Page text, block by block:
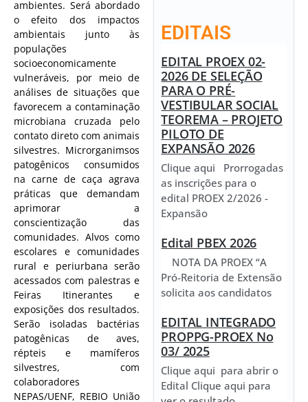
ambientes. Será abordado
o efeito dos impactos
ambientais junto às
populações
socioeconomicamente
vulneráveis, por meio de
análises de situações que
favorecem a contaminação
microbiana cruzada pelo
contato direto com animais
silvestres. Microrganimsos
patogênicos consumidos
na carne de caça agrava
práticas que demandam
aprimorar a
conscientização das
comunidades. Alvos como
escolares e comunidades
rural e periurbana serão
acessados com palestras e
Feiras Itinerantes e
exposições dos resultados.
Serão isoladas bactérias
patogênicas de aves,
répteis e mamíferos
silvestres, com
colaboradores
NEPAS/UENF, REBIO União
EDITAIS
EDITAL PROEX 02-
2026 DE SELEÇÃO
PARA O PRÉ-
VESTIBULAR SOCIAL
TEOREMA – PROJETO
PILOTO DE
EXPANSÃO 2026
Clique aqui Prorrogadas
as inscrições para o
edital PROEX 2/2026 -
Expansão
Edital PBEX 2026
NOTA DA PROEX “A
Pró-Reitoria de Extensão
solicita aos candidatos
EDITAL INTEGRADO
PROPPG-PROEX No
03/ 2025
Clique aqui para abrir o
Edital Clique aqui para